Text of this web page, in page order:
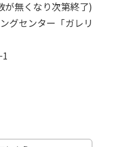
が無くなり次第終了)
グセンター「ガレリ